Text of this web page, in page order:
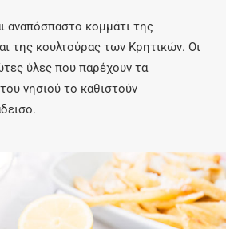
αναπόσπαστο κομμάτι της
της κουλτούρας των Κρητικών. Οι
ύλες που παρέχουν τα
νησιού το καθιστούν